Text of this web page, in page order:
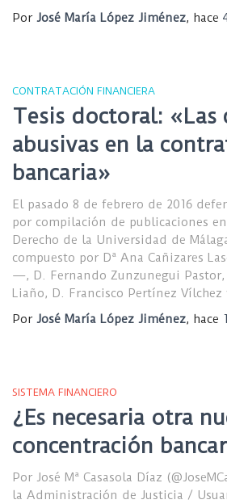
Por José María López Jiménez, hace
CONTRATACIÓN FINANCIERA
Tesis doctoral: «Las
abusivas en la
bancaria»
El pasado 8 de febrero de 2016
por compilación de publicaciones
Derecho de la Universidad de
compuesto por Dª Ana Cañizares
—, D. Fernando Zunzunegui Pastor,
Liaño, D. Francisco Pertínez Vílchez
Por José María López Jiménez, hace
SISTEMA FINANCIERO
¿Es necesaria otra
concentración
Por José Mª Casasola Díaz
la Administración de Justicia /